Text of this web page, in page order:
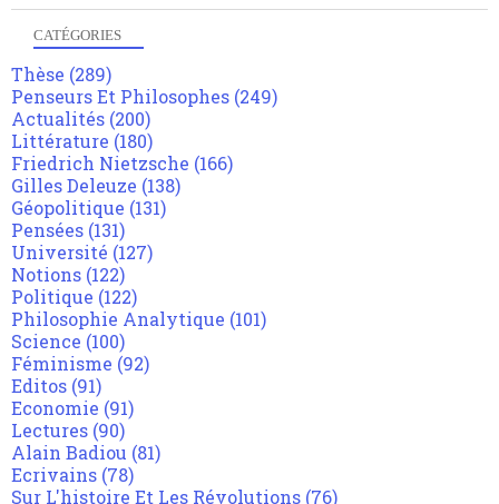
CATÉGORIES
Thèse (289)
Penseurs Et Philosophes (249)
Actualités (200)
Littérature (180)
Friedrich Nietzsche (166)
Gilles Deleuze (138)
Géopolitique (131)
Pensées (131)
Université (127)
Notions (122)
Politique (122)
Philosophie Analytique (101)
Science (100)
Féminisme (92)
Editos (91)
Economie (91)
Lectures (90)
Alain Badiou (81)
Ecrivains (78)
Sur L'histoire Et Les Révolutions (76)